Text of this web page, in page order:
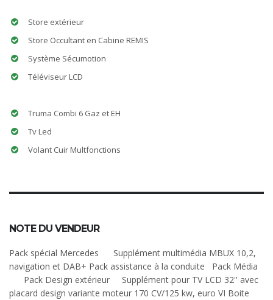
Store extérieur
Store Occultant en Cabine REMIS
Système Sécumotion
Téléviseur LCD
Truma Combi 6 Gaz et EH
Tv Led
Volant Cuir Multfonctions
NOTE DU VENDEUR
Pack spécial Mercedes Supplément multimédia MBUX 10,2,
navigation et DAB+ Pack assistance à la conduite Pack Média
Pack Design extérieur Supplément pour TV LCD 32'' avec
placard design variante moteur 170 CV/125 kw, euro VI Boite